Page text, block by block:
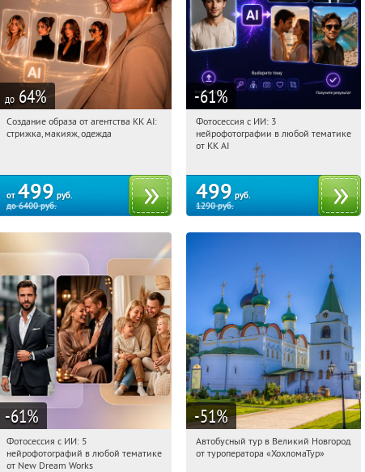
до 64%
09:32:18 Купили:64
Создание образа от агентства KK AI:
стрижка, макияж, одежда
от 499 руб.
до6400руб.
-61%
09:32:18
Россия
Фотосессия с ИИ: 3
нейрофотографии в любой тематике
от KK AI
499 руб.
1290руб.
-61%
09:32:18
Россия
Фотосессия с ИИ: 5
нейрофотографий в любой тематике
от New Dream Works
-51%
09:32:18 Купили:2
Автобусный тур в Великий Новгород
от туроператора «ХохломаТур»